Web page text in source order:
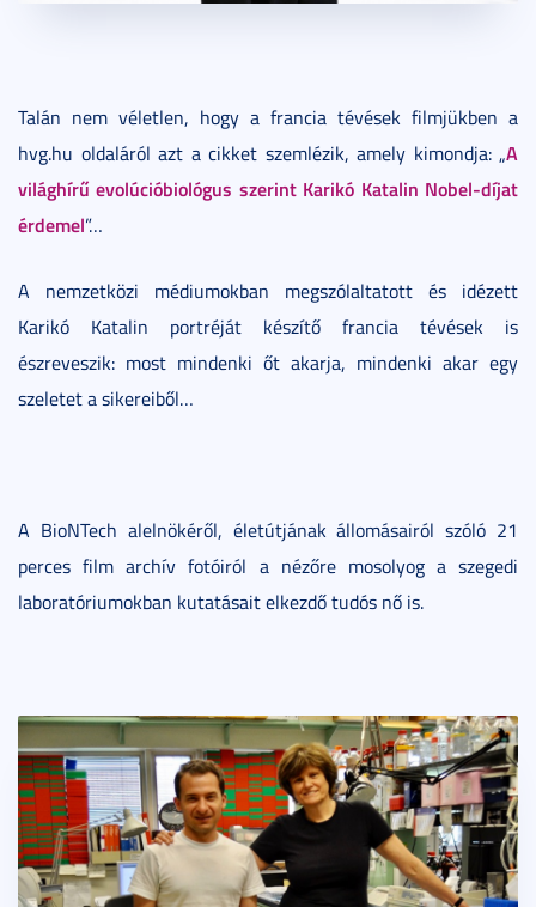
Talán nem véletlen, hogy a francia tévések filmjükben a
hvg.hu oldaláról azt a cikket szemlézik, amely kimondja: „A
világhírű evolúcióbiológus szerint Karikó Katalin Nobel-díjat
érdemel”…
A nemzetközi médiumokban megszólaltatott és idézett
Karikó Katalin portréját készítő francia tévések is
észreveszik: most mindenki őt akarja, mindenki akar egy
szeletet a sikereiből…
A BioNTech alelnökéről, életútjának állomásairól szóló 21
perces film archív fotóiról a nézőre mosolyog a szegedi
laboratóriumokban kutatásait elkezdő tudós nő is.